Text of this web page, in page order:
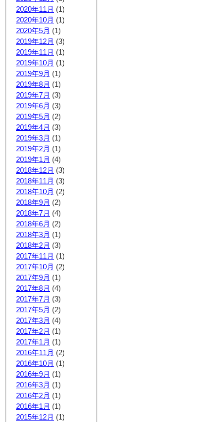
2020年11月 (1)
2020年10月 (1)
2020年5月 (1)
2019年12月 (3)
2019年11月 (1)
2019年10月 (1)
2019年9月 (1)
2019年8月 (1)
2019年7月 (3)
2019年6月 (3)
2019年5月 (2)
2019年4月 (3)
2019年3月 (1)
2019年2月 (1)
2019年1月 (4)
2018年12月 (3)
2018年11月 (3)
2018年10月 (2)
2018年9月 (2)
2018年7月 (4)
2018年6月 (2)
2018年3月 (1)
2018年2月 (3)
2017年11月 (1)
2017年10月 (2)
2017年9月 (1)
2017年8月 (4)
2017年7月 (3)
2017年5月 (2)
2017年3月 (4)
2017年2月 (1)
2017年1月 (1)
2016年11月 (2)
2016年10月 (1)
2016年9月 (1)
2016年3月 (1)
2016年2月 (1)
2016年1月 (1)
2015年12月 (1)